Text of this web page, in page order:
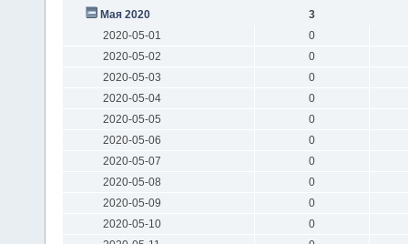
Мая 2020
3
2020-05-01
0
2020-05-02
0
2020-05-03
0
2020-05-04
0
2020-05-05
0
2020-05-06
0
2020-05-07
0
2020-05-08
0
2020-05-09
0
2020-05-10
0